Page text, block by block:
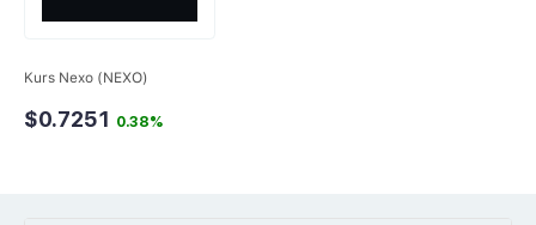
Kurs Nexo (NEXO)
$0.7251 0.38%